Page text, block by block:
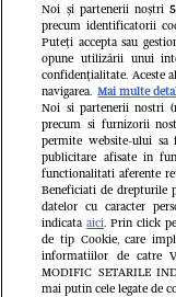
VEDETE SI
Cine este și
Noi și partenerii noștri
precum identificatorii
Puteți accepta sau
opune utilizării unui
confidențialitate. Aceste
navigarea. Mai multe
Noi si partenerii nostri
precum si furnizorii
permite website-ului sa
publicitare afisate in
functionalitati aferente
Beneficiati de drepturile
datelor cu caracter
indicataaici. Prin click
de tip Cookie, care
informatiilor de catre
MODIFIC SETARILE
mai putin cele legate de